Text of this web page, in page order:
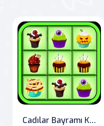
Cadılar Bayramı Kekleri Mahjong